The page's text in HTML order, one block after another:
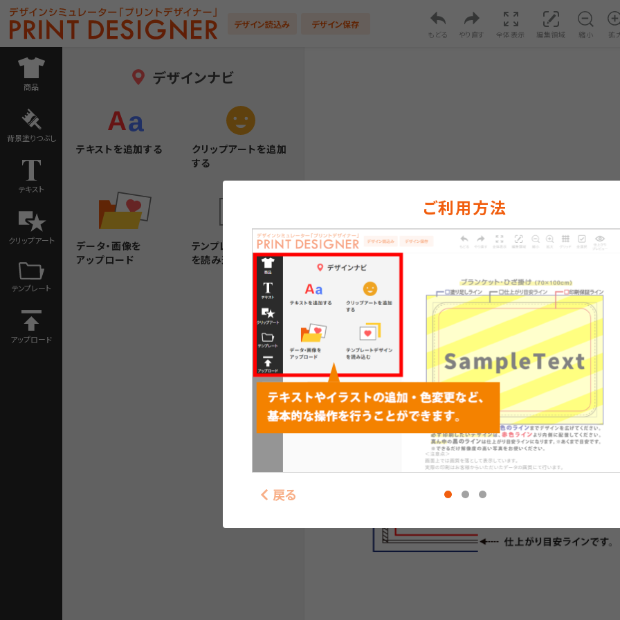
デザイン読込み デザイン保存
もどる やり直す 全体表示 編集領域 縮小 拡
商品
背景塗りつぶし
テキスト
クリップアート
テンプレート
アップロード
デザインナビ
テキストを追加する
クリップアートを追加
する
データ・画像を
アップロード
テンプレートデザイン
を読み込む
ご利用方法
戻る